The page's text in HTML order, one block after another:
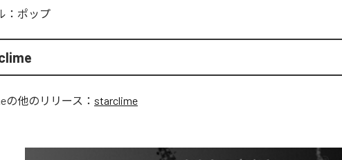
： ポップ
の他のリリース： starclime